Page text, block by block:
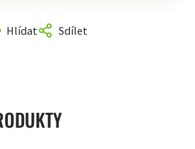
Hlídat Sdílet